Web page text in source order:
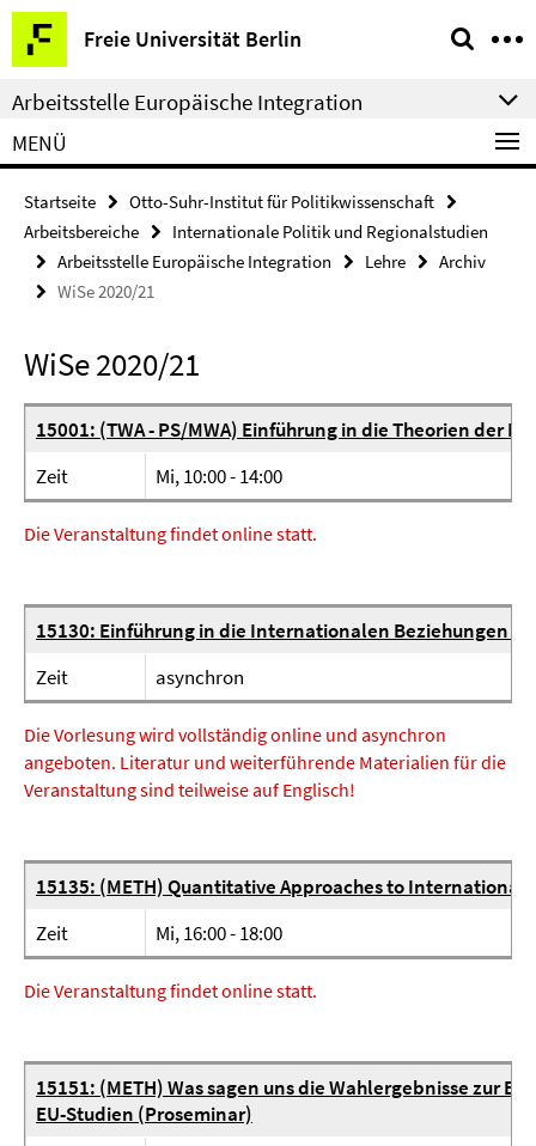
Springe
direkt
zu
Inhalt
Freie Universität Berlin
Service-
Navigation
Arbeitsstelle Europäische Integration
MENÜ
Startseite
Otto-Suhr-Institut für Politikwissenschaft
Arbeitsbereiche
Internationale Politik und Regionalstudien
Arbeitsstelle Europäische Integration
Lehre
Archiv
WiSe 2020/21
WiSe 2020/21
15001: (TWA - PS/MWA) Einführung in die Theorien der
Zeit
Mi, 10:00 - 14:00
Die Veranstaltung findet online statt.
15130: Einführung in die Internationalen Beziehungen
Zeit
asynchron
Die Vorlesung wird vollständig online und asynchron
angeboten. Literatur und weiterführende Materialien für die
Veranstaltung sind teilweise auf Englisch!
15135: (METH) Quantitative Approaches to International
Zeit
Mi, 16:00 - 18:00
Die Veranstaltung findet online statt.
15151: (METH) Was sagen uns die Wahlergebnisse zur
EU-Studien (Proseminar)